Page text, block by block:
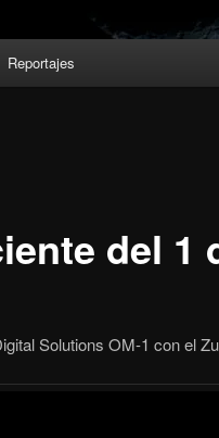
Reportajes
del 1
Solutions OM-1 con el